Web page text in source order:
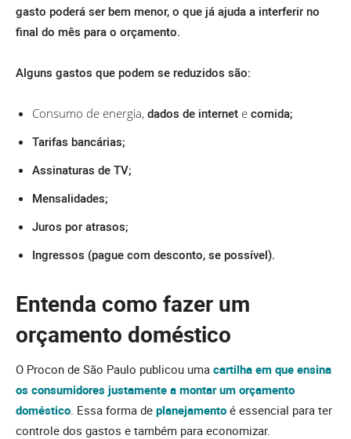
gasto poderá ser bem menor, o que já ajuda a interferir no
final do mês para o orçamento.
Alguns gastos que podem se reduzidos são:
Consumo de energia, dados de internet e comida;
Tarifas bancárias;
Assinaturas de TV;
Mensalidades;
Juros por atrasos;
Ingressos (pague com desconto, se possível).
Entenda como fazer um
orçamento doméstico
O Procon de São Paulo publicou uma cartilha em que ensina
os consumidores justamente a montar um orçamento
doméstico . Essa forma de planejamento é essencial para ter
controle dos gastos e também para economizar.